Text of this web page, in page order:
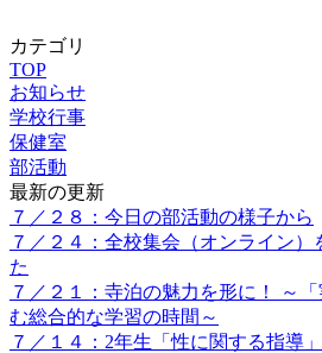
カテゴリ
TOP
お知らせ
学校行事
保健室
部活動
最新の更新
７／２８：今日の部活動の様子から
７／２４：全校集会（オンライン）
た
７／２１：寺泊の魅力を形に！ ～
む総合的な学習の時間～
７／１４：2年生「性に関する指導